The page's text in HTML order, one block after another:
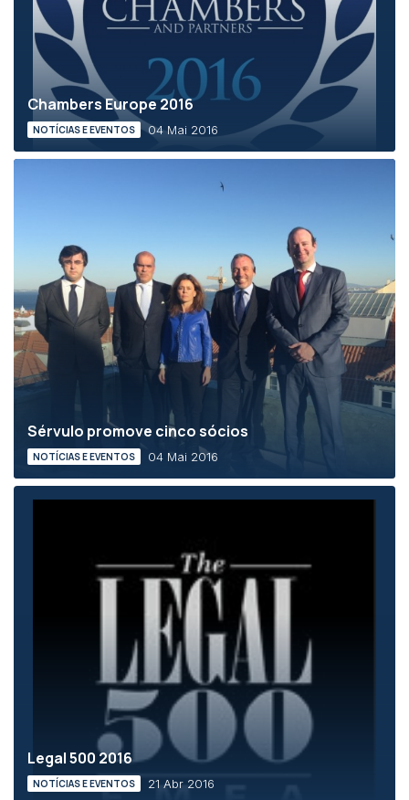
Chambers Europe 2016
NOTÍCIAS E EVENTOS 04 Mai 2016
Sérvulo promove cinco sócios
NOTÍCIAS E EVENTOS 04 Mai 2016
Legal 500 2016
NOTÍCIAS E EVENTOS 21 Abr 2016